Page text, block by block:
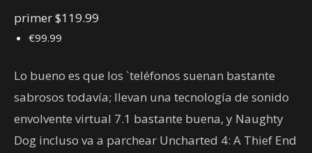
primer$119.99
€99.99
Lo bueno es que los `teléfonos suenan bastante
sabrosos todavía; llevan una tecnología de sonido
envolvente virtual 7.1 bastante buena, y Naughty
Dog incluso va a parchear Uncharted 4: A Thief End